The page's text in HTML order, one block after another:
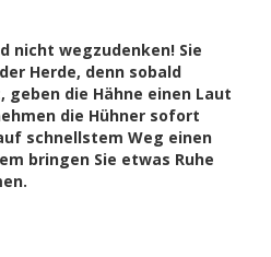
nicht wegzudenken! Sie
Herde, denn sobald
die Hähne einen Laut
die Hühner sofort
schnellstem Weg einen
bringen Sie etwas Ruhe